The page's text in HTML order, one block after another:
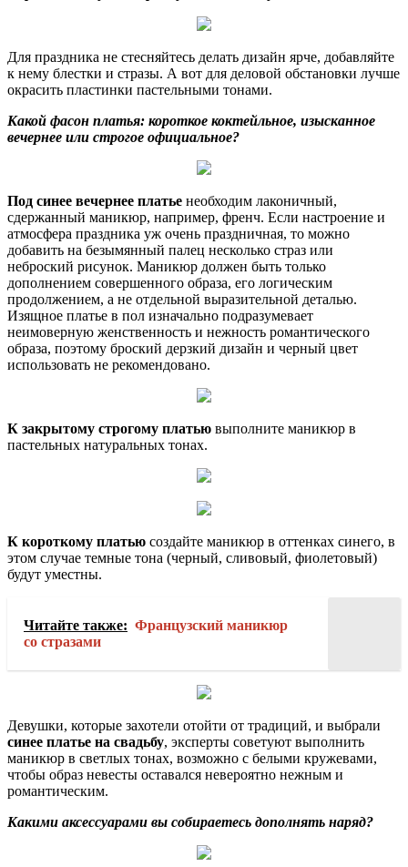
Для праздника не стесняйтесь делать дизайн ярче, добавляйте
к нему блестки и стразы. А вот для деловой обстановки лучше
окрасить пластинки пастельными тонами.
Какой фасон платья: короткое коктейльное, изысканное
вечернее или строгое официальное?
Под синее вечернее платье необходим лаконичный,
сдержанный маникюр, например, френч. Если настроение и
атмосфера праздника уж очень праздничная, то можно
добавить на безымянный палец несколько страз или
неброский рисунок. Маникюр должен быть только
дополнением совершенного образа, его логическим
продолжением, а не отдельной выразительной деталью.
Изящное платье в пол изначально подразумевает
неимоверную женственность и нежность романтического
образа, поэтому броский дерзкий дизайн и черный цвет
использовать не рекомендовано.
К закрытому строгому платью выполните маникюр в
пастельных натуральных тонах.
К короткому платью создайте маникюр в оттенках синего, в
этом случае темные тона (черный, сливовый, фиолетовый)
будут уместны.
Читайте также: Французский маникюр
со стразами
Девушки, которые захотели отойти от традиций, и выбрали
синее платье на свадьбу, эксперты советуют выполнить
маникюр в светлых тонах, возможно с белыми кружевами,
чтобы образ невесты оставался невероятно нежным и
романтическим.
Какими аксессуарами вы собираетесь дополнять наряд?